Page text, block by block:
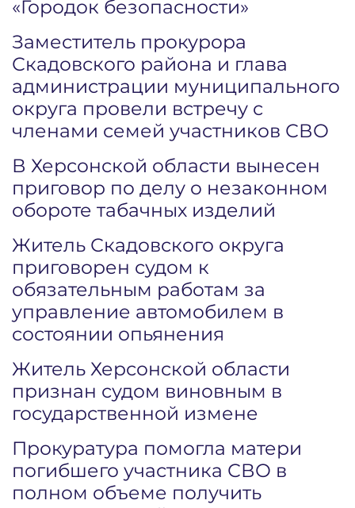
«Городок безопасности»
Заместитель прокурора
Скадовского района и глава
администрации муниципального
округа провели встречу с
членами семей участников СВО
В Херсонской области вынесен
приговор по делу о незаконном
обороте табачных изделий
Житель Скадовского округа
приговорен судом к
обязательным работам за
управление автомобилем в
состоянии опьянения
Житель Херсонской области
признан судом виновным в
государственной измене
Прокуратура помогла матери
погибшего участника СВО в
полном объеме получить